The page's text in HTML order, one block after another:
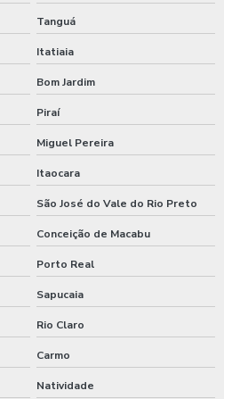
Tanguá
Itatiaia
Bom Jardim
Piraí
Miguel Pereira
Itaocara
São José do Vale do Rio Preto
Conceição de Macabu
Porto Real
Sapucaia
Rio Claro
Carmo
Natividade